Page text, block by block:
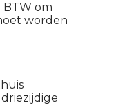
om
worden